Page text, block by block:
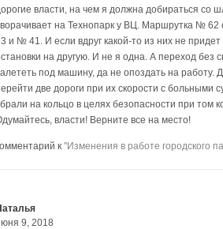
власти, на чем я должна добираться
на Технопарк у ВЦ. Маршрутка № 62
и № 41. И если вдруг какой-то из них не
на другую. И не я одна. А переход без
под машину, да не опоздать на работу.
две дороги при их скорости с больными
на кольцо в целях безопасности при том
власти! Верните все на место!
к "Изменения в работе городского
9, 2018